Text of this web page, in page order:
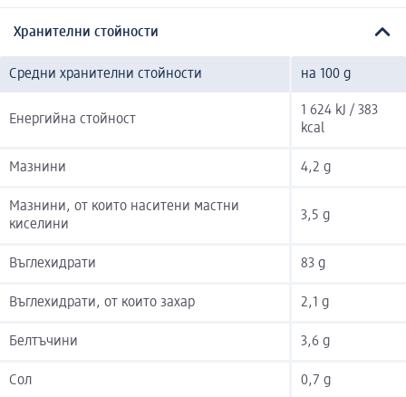
Хранителни стойности
Средни хранителни стойности на 100 g
Енергийна стойност
1 624 kJ / 383
kcal
Мазнини 4,2 g
Мазнини, от които наситени мастни
киселини
3,5 g
Въглехидрати 83 g
Въглехидрати, от които захар 2,1 g
Белтъчини 3,6 g
Сол 0,7 g